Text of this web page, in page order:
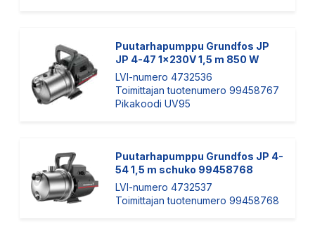
Puutarhapumppu Grundfos JP
JP 4-47 1x230V 1,5 m 850 W
LVI-numero 4732536
Toimittajan tuotenumero 99458767
Pikakoodi UV95
Puutarhapumppu Grundfos JP 4-
54 1,5 m schuko 99458768
LVI-numero 4732537
Toimittajan tuotenumero 99458768